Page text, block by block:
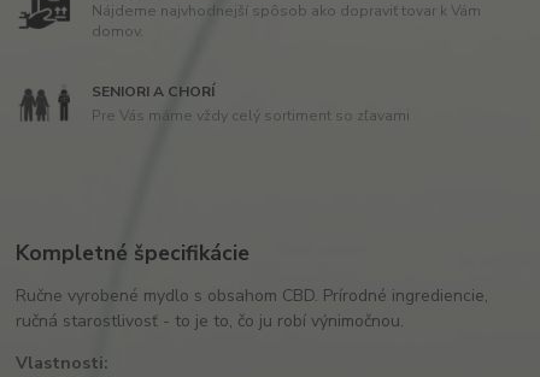
Nájdeme najvhodnejší spôsob ako dopraviť tovar k Vám
domov.
SENIORI A CHORÍ
Pre Vás máme vždy celý sortiment so zľavami
Kompletné špecifikácie
Ručne vyrobené mydlo s obsahom CBD. Prírodné ingrediencie,
ručná starostlivosť - to je to, čo ju robí výnimočnou.
Vlastnosti: